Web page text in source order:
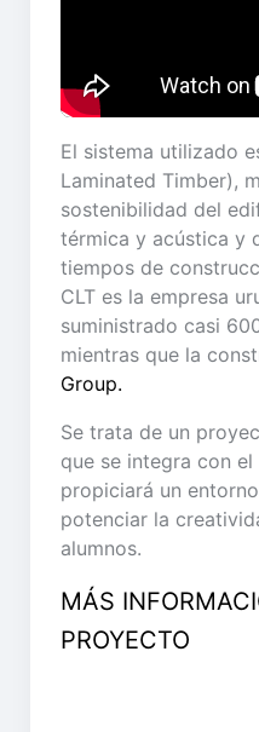
El sistema utilizado
Laminated Timber),
sostenibilidad del
térmica y acústica y
tiempos de
CLT es la empresa
suministrado casi
mientras que la
Group.
Se trata de un
que se integra con
propiciará un
potenciar la
alumnos.
MÁS
PROYECTO